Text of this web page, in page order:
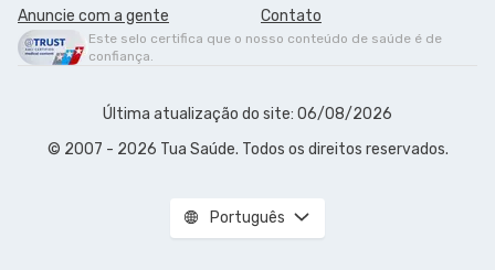
Anuncie com a gente Contato
Este selo certifica que o nosso conteúdo de saúde é de
confiança.
Última atualização do site: 06/08/2026
© 2007 - 2026 Tua Saúde. Todos os direitos reservados.
Português